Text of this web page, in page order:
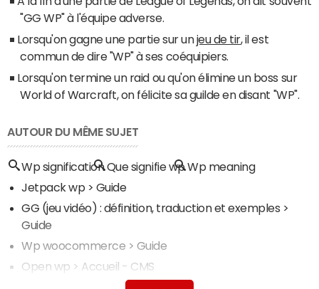
"GG WP" à l'équipe adverse.
Lorsqu'on gagne une partie sur unjeu de tir, il est
commun de dire "WP" à ses coéquipiers.
Lorsqu'on termine un raid ou qu'on élimine un boss sur
World of Warcraft, on félicite sa guilde en disant "WP".
AUTOUR DU MÊME SUJET
Wp signification Que signifie wp Wp meaning
Jetpack wp > Guide
GG (jeu vidéo) : définition, traduction et exemples >
Guide
Wp woocommerce > Guide
Open wp > Accueil - CMS